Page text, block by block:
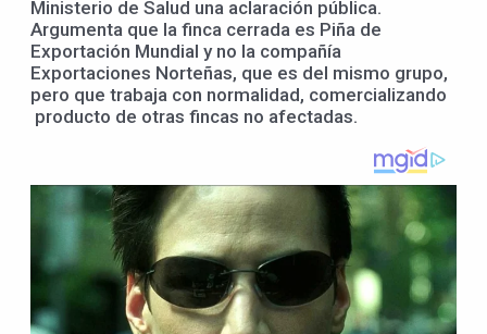
Ministerio de Salud una aclaración pública.
Argumenta que la finca cerrada es Piña de
Exportación Mundial y no la compañía
Exportaciones Norteñas, que es del mismo grupo,
pero que trabaja con normalidad, comercializando
producto de otras fincas no afectadas.